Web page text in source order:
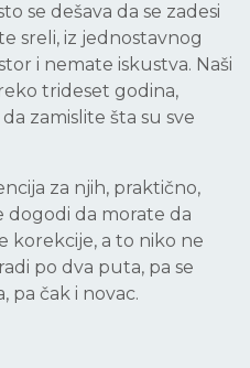
se dešava da se zadesi
sreli, iz jednostavnog
i nemate iskustva. Naši
trideset godina,
zamislite šta su sve
za njih, praktično,
dogodi da morate da
korekcije, a to niko ne
po dva puta, pa se
pa čak i novac.